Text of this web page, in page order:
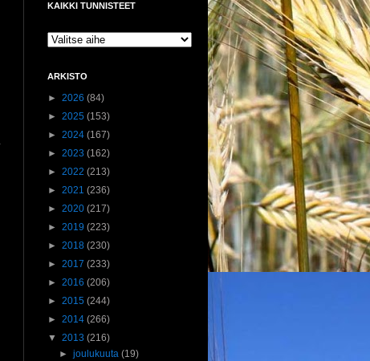
KAIKKI TUNNISTEET
ARKISTO
► 2026 (84)
► 2025 (153)
► 2024 (167)
► 2023 (162)
► 2022 (213)
► 2021 (236)
► 2020 (217)
► 2019 (223)
► 2018 (230)
► 2017 (233)
► 2016 (206)
► 2015 (244)
► 2014 (266)
▼ 2013 (216)
►joulukuuta(19)